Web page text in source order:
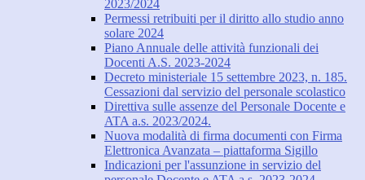
2023/2024
Permessi retribuiti per il diritto allo studio anno
solare 2024
Piano Annuale delle attività funzionali dei
Docenti A.S. 2023-2024
Decreto ministeriale 15 settembre 2023, n. 185.
Cessazioni dal servizio del personale scolastico
Direttiva sulle assenze del Personale Docente e
ATA a.s. 2023/2024.
Nuova modalità di firma documenti con Firma
Elettronica Avanzata – piattaforma Sigillo
Indicazioni per l'assunzione in servizio del